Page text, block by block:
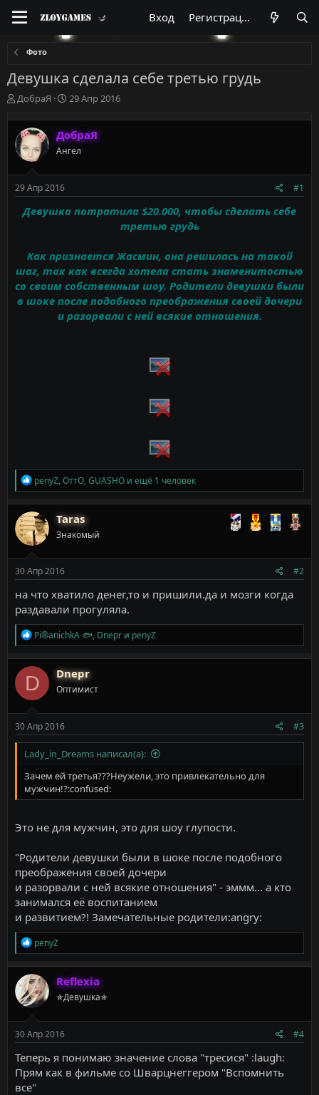
Вход Регистрация
Фото
Девушка сделала себе третью грудь
А
т
о
р
е
м
ы
ДобраЯ
Д
т
а
н
ч
л
а
29 Апр 2016
ДобраЯ
Ангел
29 Апр 2016 #1
Девушка потратила $20.000, чтобы сделать себе
третью грудь
Как признается Жасмин, она решилась на такой
шаг, так как всегда хотела стать знаменитостью
со своим собственным шоу. Родители девушки были
в шоке после подобного преображения своей дочери
и разорвали с ней всякие отношения.
Р
е
а
к
ц
и
и
penyZ,ОттО,GUASHO и ещё 1 человек
Taras
Знакомый
30 Апр 2016 #2
на что хватило денег,то и пришили.да и мозги когда
раздавали прогуляла.
Р
е
а
к
ц
и
и
Pi®anichkA 🐟, Dnepr и penyZ
D Dnepr
Оптимист
30 Апр 2016 #3
Lady_in_Dreams написал(а):
Зачем ей третья???Неужели, это привлекательно для
мужчин!?:confused:
Это не для мужчин, это для шоу глупости.
"Родители девушки были в шоке после подобного
преображения своей дочери
и разорвали с ней всякие отношения" - эммм... а кто
занимался её воспитанием
и развитием?! Замечательные родители:angry:
Р
е
а
к
ц
и
и
penyZ
Reflexia
✯Девушка✯
30 Апр 2016 #4
Теперь я понимаю значение слова "тресися" :laugh:
Прям как в фильме со Шварцнеггером "Вспомнить
все"